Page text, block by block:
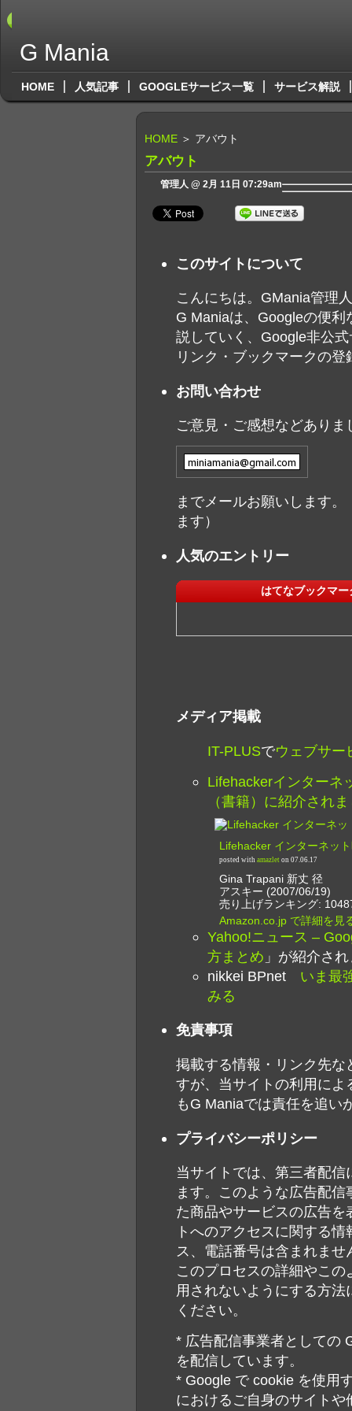
G Mania
HOME 人気記事 GOOGLEサービス一覧 サービス解説
HOME ＞ アバウト
アバウト
管理人 @ 2月 11日 07:29am
このサイトについて
こんにちは。GMania管理
G Maniaは、Googleの便
説していく、Google非公
リンク・ブックマークの登
お問い合わせ
ご意見・ご感想などありま
までメールお願いします
ます）
人気のエントリー
はてなブックマ
メディア掲載
IT-PLUSでウェブサー
Lifehackerインターネ
（書籍）に紹介され
Lifehacker インターネッ
posted with amazlet on 07.06.17
Gina Trapani 新丈 径
アスキー (2007/06/19)
売り上げランキング:
Amazon.co.jp で詳細を見
Yahoo!ニュース –
方まとめ 」が紹介さ
nikkei BPnet いま最
みる
免責事項
掲載する情報・リンク先
すが、当サイトの利用に
もG Maniaでは責任を追い
プライバシーポリシー
当サイトでは、第三者配
ます。このような広告配
た商品やサービスの広告
トへのアクセスに関する
ス、電話番号は含まれま
このプロセスの詳細やこ
用されないようにする方
ください。
* 広告配信事業者としての
を配信しています。
* Google で cookie を使用
におけるご自身のサイト